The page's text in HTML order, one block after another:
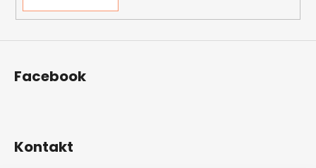
k
v
Facebook
Kontakt